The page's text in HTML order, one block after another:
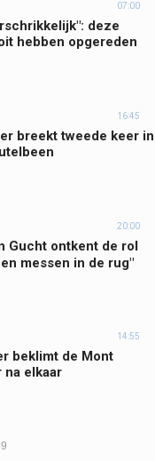
07:00
deze
hebben opgereden
16:45
breekt tweede keer in
20:00
Gucht ontkent de rol
messen in de rug"
14:55
beklimt de Mont
na elkaar